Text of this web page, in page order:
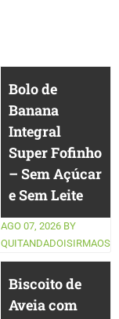
Bolo de
Banana
Integral
Super Fofinho
– Sem Açúcar
e Sem Leite
AGO 07, 2026 BY
QUITANDADOISIRMAOS
Biscoito de
Aveia com